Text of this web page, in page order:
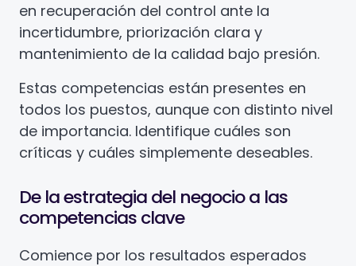
en recuperación del control ante la
incertidumbre, priorización clara y
mantenimiento de la calidad bajo presión.
Estas competencias están presentes en
todos los puestos, aunque con distinto nivel
de importancia. Identifique cuáles son
críticas y cuáles simplemente deseables.
De la estrategia del negocio a las
competencias clave
Comience por los resultados esperados